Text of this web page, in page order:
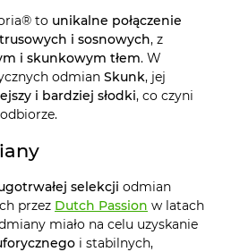
to unikalne połączenie
i sosnowych, z
i skunkowym tłem. W
odmian Skunk, jej
i bardziej słodki, co czyni
selekcji odmian
przez Dutch Passion w latach
miało na celu uzyskanie
i stabilnych,